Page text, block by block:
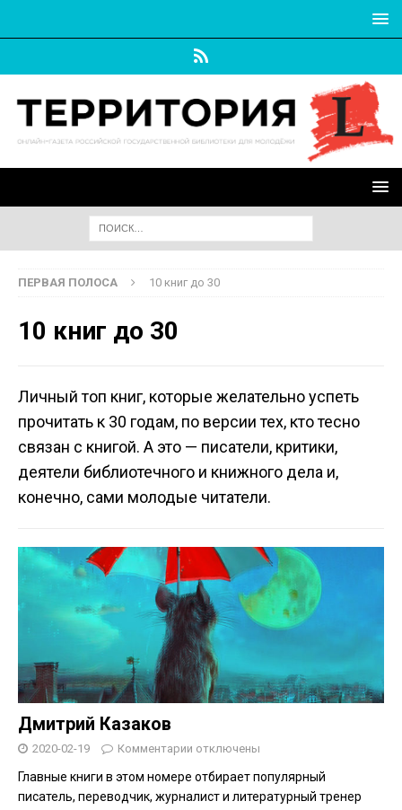
ПЕРВАЯ ПОЛОСА 10 книг до 30
10 книг до 30
Личный топ книг, которые желательно успеть
прочитать к 30 годам, по версии тех, кто тесно
связан с книгой. А это — писатели, критики,
деятели библиотечного и книжного дела и,
конечно, сами молодые читатели.
Дмитрий Казаков
2020-02-19 Комментарии отключены
Главные книги в этом номере отбирает популярный
писатель, переводчик, журналист и литературный тренер